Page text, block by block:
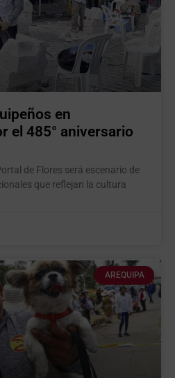
en
el 485° aniversario
de Flores será escenario de
que reflejan la cultura
AREQUIPA